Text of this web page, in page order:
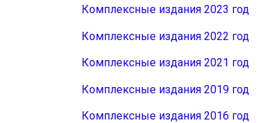
Комплексные издания 2023 год
Комплексные издания 2022 год
Комплексные издания 2021 год
Комплексные издания 2019 год
Комплексные издания 2016 год